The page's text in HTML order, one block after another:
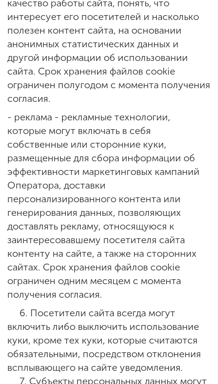
качество работы сайта, понять, что
интересует его посетителей и насколько
полезен контент сайта, на основании
анонимных статистических данных и
другой информации об использовании
сайта. Срок хранения файлов cookie
ограничен полугодом с момента получения
согласия.
- реклама - рекламные технологии,
которые могут включать в себя
собственные или сторонние куки,
размещенные для сбора информации об
эффективности маркетинговых кампаний
Оператора, доставки
персонализированного контента или
генерирования данных, позволяющих
доставлять рекламу, относящуюся к
заинтересовавшему посетителя сайта
контенту на сайте, а также на сторонних
сайтах. Срок хранения файлов cookie
ограничен одним месяцем с момента
получения согласия.
6. Посетители сайта всегда могут
включить либо выключить использование
куки, кроме тех куки, которые считаются
обязательными, посредством отклонения
всплывающего на сайте уведомления.
7. Субъекты персональных данных могут